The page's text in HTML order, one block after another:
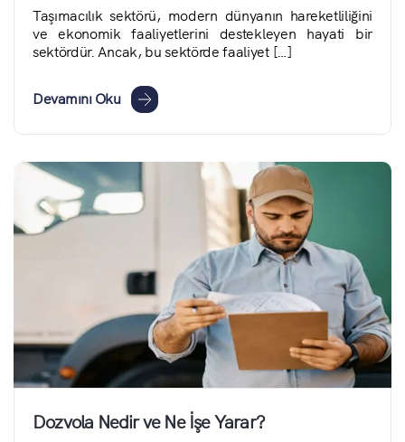
Taşımacılık sektörü, modern dünyanın hareketliliğini
ve ekonomik faaliyetlerini destekleyen hayati bir
sektördür. Ancak, bu sektörde faaliyet […]
Devamını Oku
Dozvola Nedir ve Ne İşe Yarar?